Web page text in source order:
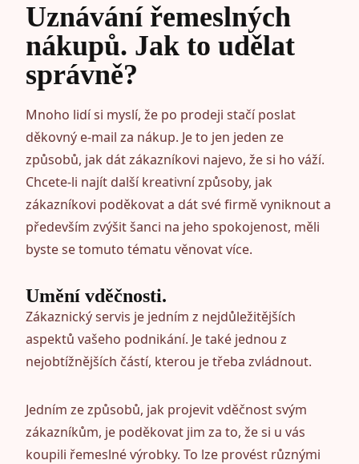
Uznávání řemeslných
nákupů. Jak to udělat
správně?
Mnoho lidí si myslí, že po prodeji stačí poslat
děkovný e-mail za nákup. Je to jen jeden ze
způsobů, jak dát zákazníkovi najevo, že si ho váží.
Chcete-li najít další kreativní způsoby, jak
zákazníkovi poděkovat a dát své firmě vyniknout a
především zvýšit šanci na jeho spokojenost, měli
byste se tomuto tématu věnovat více.
Umění vděčnosti.
Zákaznický servis je jedním z nejdůležitějších
aspektů vašeho podnikání. Je také jednou z
nejobtížnějších částí, kterou je třeba zvládnout.
Jedním ze způsobů, jak projevit vděčnost svým
zákazníkům, je poděkovat jim za to, že si u vás
koupili řemeslné výrobky. To lze provést různými